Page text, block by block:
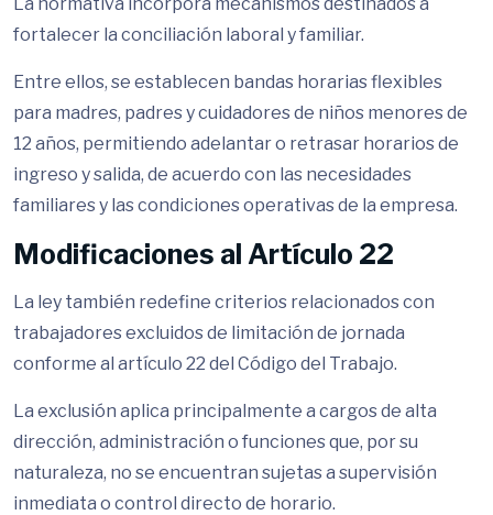
fortalecer la conciliación laboral y familiar.
Entre ellos, se establecen bandas horarias flexibles
para madres, padres y cuidadores de niños menores de
12 años, permitiendo adelantar o retrasar horarios de
ingreso y salida, de acuerdo con las necesidades
familiares y las condiciones operativas de la empresa.
Modificaciones al Artículo 22
La ley también redefine criterios relacionados con
trabajadores excluidos de limitación de jornada
conforme al artículo 22 del Código del Trabajo.
La exclusión aplica principalmente a cargos de alta
dirección, administración o funciones que, por su
naturaleza, no se encuentran sujetas a supervisión
inmediata o control directo de horario.